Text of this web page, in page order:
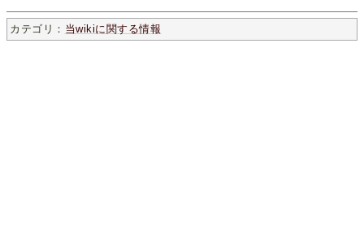
カテゴリ： 当wikiに関する情報